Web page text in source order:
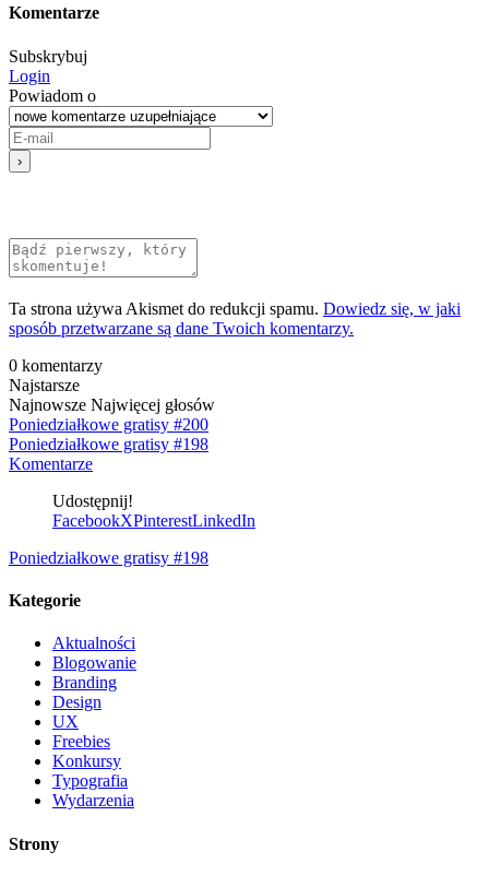
Komentarze
Subskrybuj
Login
Powiadom o
Ta strona używa Akismet do redukcji spamu. Dowiedz się, w jaki
sposób przetwarzane są dane Twoich komentarzy.
0 komentarzy
Najstarsze
Najnowsze Najwięcej głosów
Poniedziałkowe gratisy #200
Poniedziałkowe gratisy #198
Komentarze
Udostępnij!
FacebookXPinterestLinkedIn
Poniedziałkowe gratisy #198
Kategorie
Aktualności
Blogowanie
Branding
Design
UX
Freebies
Konkursy
Typografia
Wydarzenia
Strony